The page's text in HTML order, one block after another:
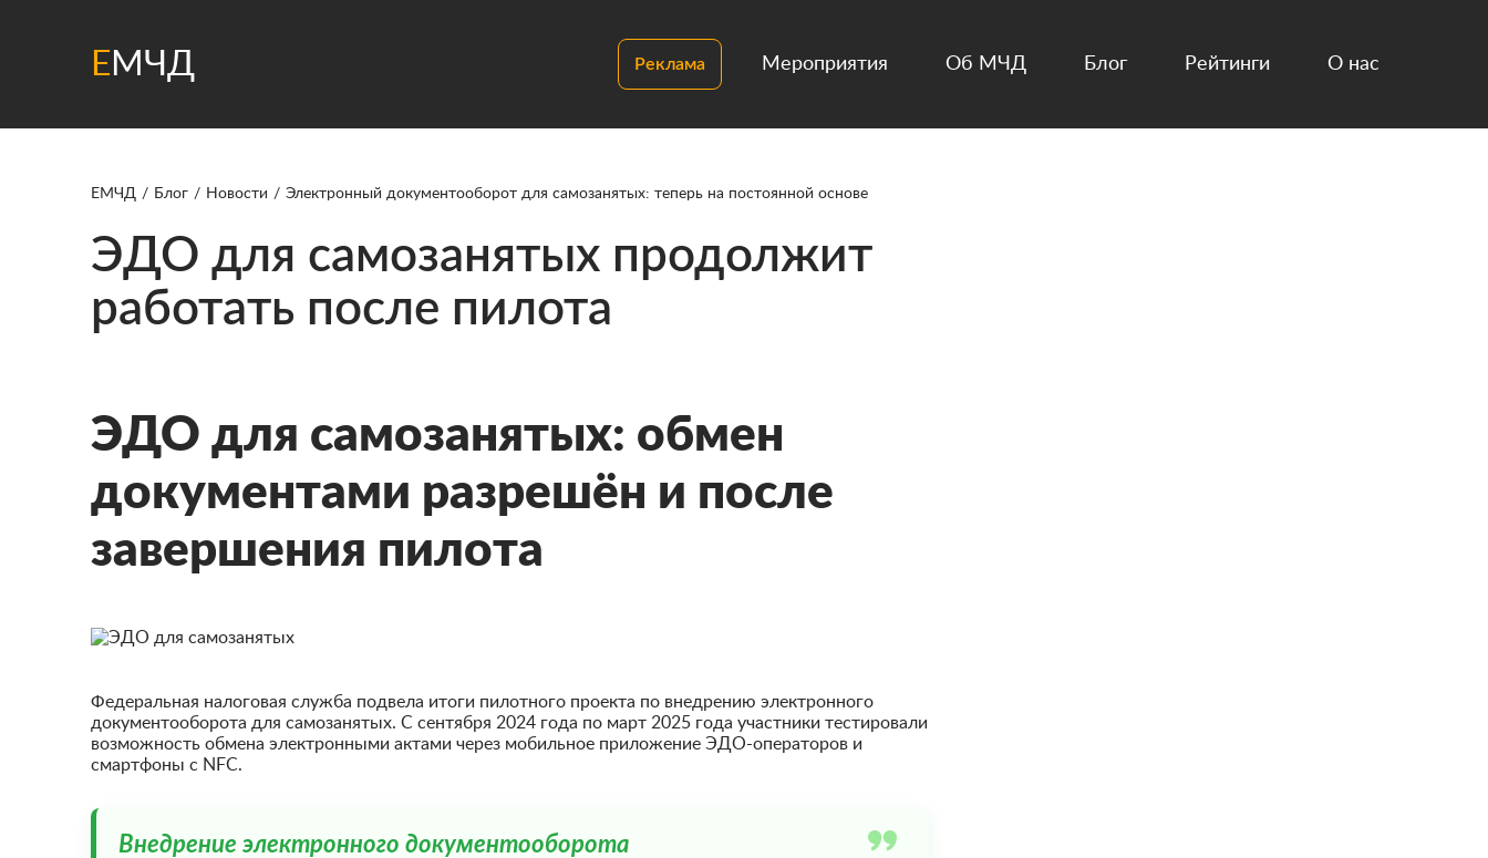
ЕМЧД Реклама Мероприятия Об МЧД Блог Рейтинги О нас
ЕМЧД Блог Новости Электронный документооборот для самозанятых: теперь на постоянной основе
ЭДО для самозанятых продолжит
работать после пилота
ЭДО для самозанятых: обмен
документами разрешён и после
завершения пилота
Федеральная налоговая служба подвела итоги пилотного проекта по внедрению электронного
документооборота для самозанятых. С сентября 2024 года по март 2025 года участники тестировали
возможность обмена электронными актами через мобильное приложение ЭДО-операторов и
смартфоны с NFC.
Внедрение электронного документооборота